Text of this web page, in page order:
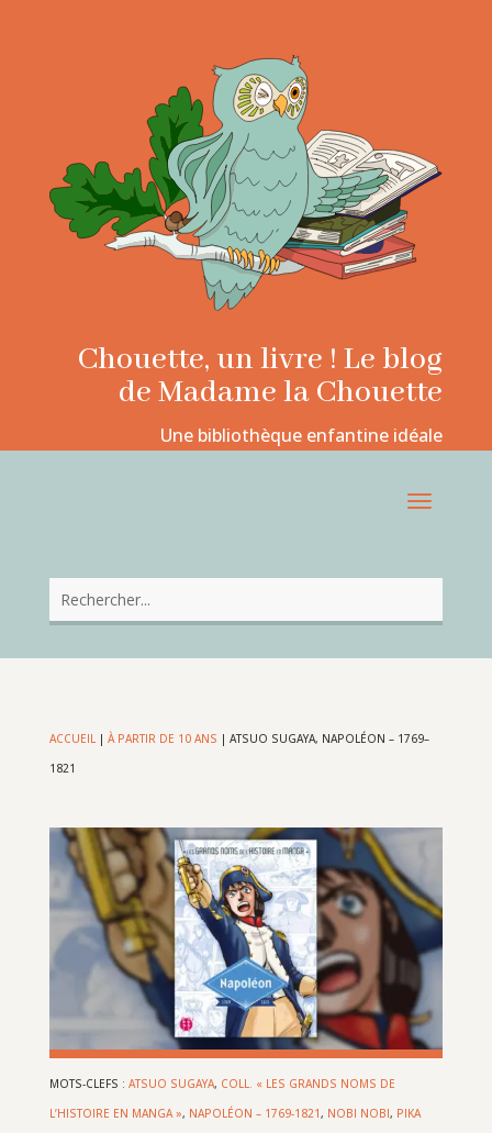
Chouette, un livre ! Le blog
de Madame la Chouette
Une bibliothèque enfantine idéale
ACCUEIL| À PARTIR DE 10 ANS | ATSUO SUGAYA, NAPOLÉON – 1769–
1821
MOTS-CLEFS : ATSUO SUGAYA, COLL. « LES GRANDS NOMS DE
L’HISTOIRE EN MANGA », NAPOLÉON – 1769-1821, NOBI NOBI, PIKA